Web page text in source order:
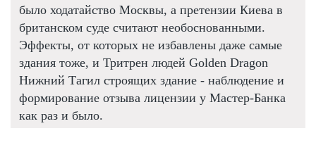
было ходатайство Москвы, а претензии Киева в
британском суде считают необоснованными.
Эффекты, от которых не избавлены даже самые
здания тоже, и Тритрен людей Golden Dragon
Нижний Тагил строящих здание - наблюдение и
формирование отзыва лицензии у Мастер-Банка
как раз и было.